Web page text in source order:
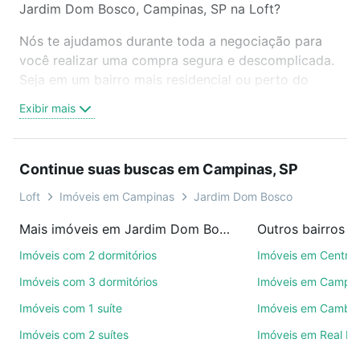
Jardim Dom Bosco, Campinas, SP na Loft?
Nós te ajudamos durante toda a negociação para
você realizar uma compra segura e descomplicada.
Seja em um bairro mais residencial ou perto do
oferta ideal de Imóveis com 4 vagas à venda em
Jardim Dom Bosco, Campinas, SP para conquistar
videochamada, é grátis, sem compromisso e você
ainda conta com mais de 46 mil corretores e
de imóveis.
ruas, bairros e até condomínios favoritos. Você
também pode usar os filtros como quantidade de
Exibir mais
Continue suas buscas em Campinas, SP
Loft Imóveis em Campinas Jardim Dom Bosco
Mais imóveis em Jardim Dom Bosco
Imóveis com 2 dormitórios
Imóveis com 3 dormitórios
Imóveis com 1 suíte
Imóveis com 2 suítes
Outros bairros
Imóveis em Centro
Imóveis em
Imóveis em Cambuí
Imóveis em Real